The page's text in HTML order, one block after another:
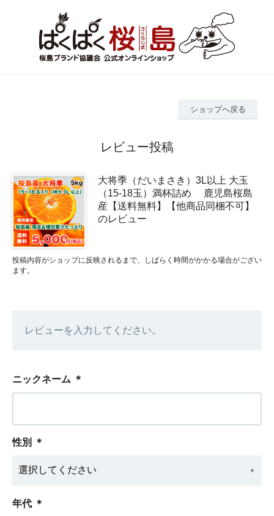
ショップへ戻る
レビュー投稿
大将季（だいまさき）3L以上 大玉
（15-18玉）満杯詰め 鹿児島桜島
産【送料無料】【他商品同梱不可】
のレビュー
投稿内容がショップに反映されるまで、しばらく時間がかかる場合がござい
ます。
レビューを入力してください。
ニックネーム ＊
性別 ＊
年代 ＊